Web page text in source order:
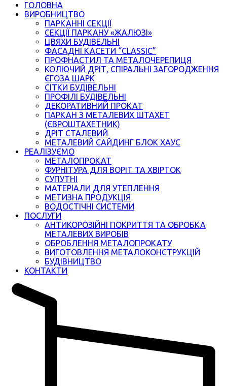
ГОЛОВНА
ВИРОБНИЦТВО
ПАРКАННІ СЕКЦІЇ
СЕКЦІЇ ПАРКАНУ «ЖАЛЮЗІ»
ЦВЯХИ БУДІВЕЛЬНІ
ФАСАДНІ КАСЕТИ “CLASSIC”
ПРОФНАСТИЛ ТА МЕТАЛОЧЕРЕПИЦЯ
КОЛЮЧИЙ ДРІТ, СПІРАЛЬНІ ЗАГОРОДЖЕННЯ
ЄГОЗА ШАРК
СІТКИ БУДІВЕЛЬНІ
ПРОФІЛІ БУДІВЕЛЬНІ
ДЕКОРАТИВНИЙ ПРОКАТ
ПАРКАН З МЕТАЛЕВИХ ШТАХЕТ
(ЄВРОШТАХЕТНИК)
ДРІТ СТАЛЕВИЙ
МЕТАЛЕВИЙ САЙДИНГ БЛОК ХАУС
РЕАЛІЗУЄМО
МЕТАЛОПРОКАТ
ФУРНІТУРА ДЛЯ ВОРІТ ТА ХВІРТОК
СУПУТНІ
МАТЕРІАЛИ ДЛЯ УТЕПЛЕННЯ
МЕТИЗНА ПРОДУКЦІЯ
ВОДОСТІЧНІ СИСТЕМИ
ПОСЛУГИ
АНТИКОРОЗІЙНІ ПОКРИТТЯ ТА ОБРОБКА
МЕТАЛЕВИХ ВИРОБІВ
ОБРОБЛЕННЯ МЕТАЛОПРОКАТУ
ВИГОТОВЛЕННЯ МЕТАЛОКОНСТРУКЦІЙ
БУДІВНИЦТВО
КОНТАКТИ